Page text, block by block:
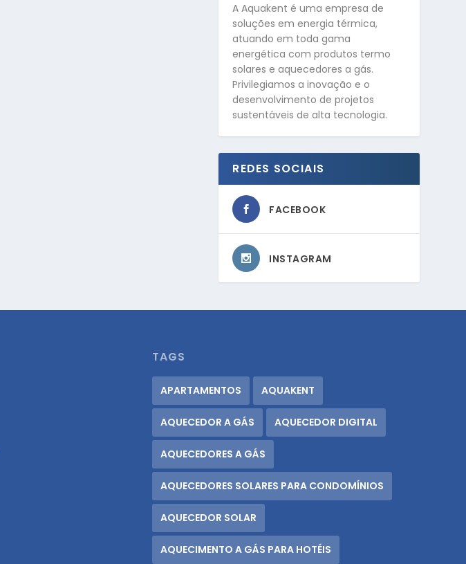
A Aquakent é uma empresa de
soluções em energia térmica,
atuando em toda gama
energética com produtos termo
solares e aquecedores a gás.
Privilegiamos a inovação e o
desenvolvimento de projetos
sustentáveis de alta tecnologia.
REDES SOCIAIS
FACEBOOK
INSTAGRAM
TAGS
APARTAMENTOS AQUAKENT
AQUECEDOR A GÁS AQUECEDOR DIGITAL
AQUECEDORES A GÁS
AQUECEDORES SOLARES PARA CONDOMÍNIOS
AQUECEDOR SOLAR
AQUECIMENTO A GÁS PARA HOTÉIS